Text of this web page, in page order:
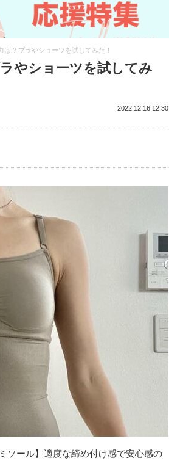
は!? ブラやショーツを試してみた！
やショーツを試してみ
2022.12.16 12:30
ソール】適度な締め付け感で安心感の